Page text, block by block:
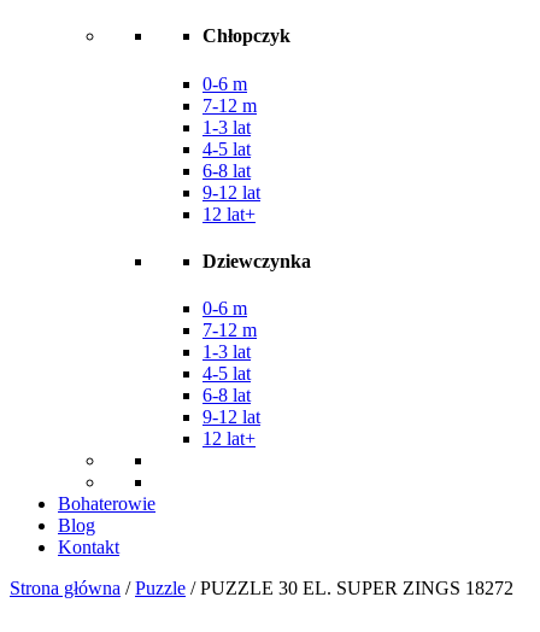
Chłopczyk
0-6 m
7-12 m
1-3 lat
4-5 lat
6-8 lat
9-12 lat
12 lat+
Dziewczynka
0-6 m
7-12 m
1-3 lat
4-5 lat
6-8 lat
9-12 lat
12 lat+
Bohaterowie
Blog
Kontakt
Strona główna /Puzzle / PUZZLE 30 EL. SUPER ZINGS 18272